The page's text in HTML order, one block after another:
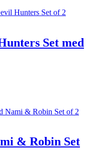
Set med
& Robin Set